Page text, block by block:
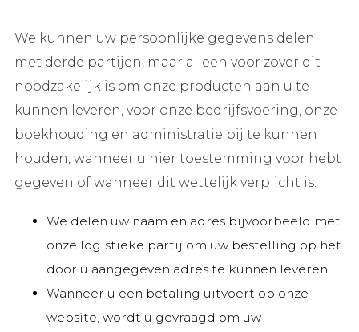
We kunnen uw persoonlijke gegevens delen
met derde partijen, maar alleen voor zover dit
noodzakelijk is om onze producten aan u te
kunnen leveren, voor onze bedrijfsvoering, onze
boekhouding en administratie bij te kunnen
houden, wanneer u hier toestemming voor hebt
gegeven of wanneer dit wettelijk verplicht is:
We delen uw naam en adres bijvoorbeeld met
onze logistieke partij om uw bestelling op het
door u aangegeven adres te kunnen leveren.
Wanneer u een betaling uitvoert op onze
website, wordt u gevraagd om uw